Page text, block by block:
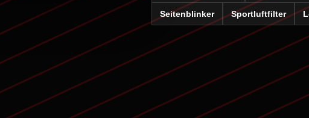
Seitenblinker Sportluftfilter